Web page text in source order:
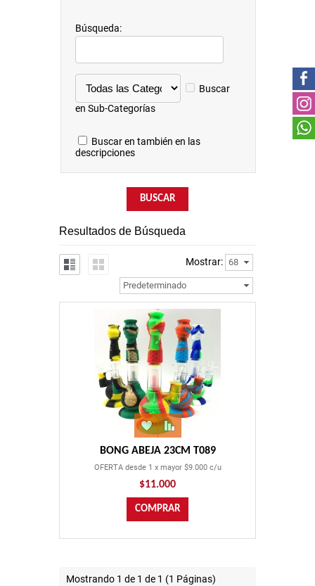
Búsqueda:
Buscar
en Sub-Categorías
Buscar en también en las
descripciones
Resultados de Búsqueda
Mostrar: 68
Predeterminado
BONG ABEJA 23CM T089
OFERTA desde 1 x mayor $9.000 c/u
$11.000
Mostrando 1 de 1 de 1 (1 Páginas)